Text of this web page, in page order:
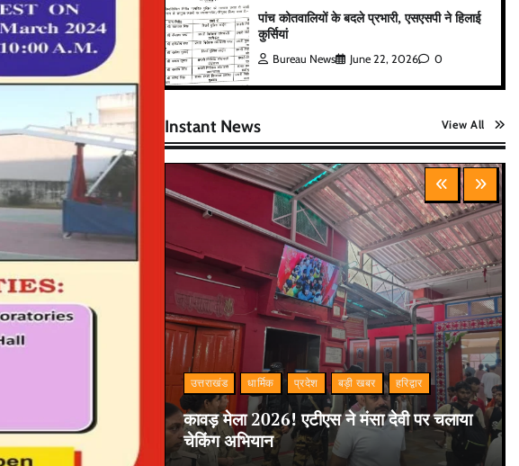
पांच कोतवालियों के बदले प्रभारी, एसएसपी ने हिलाई
कुर्सियां
Bureau News June 22, 2026 0
Instant News View All
मां ने लगाई
उत्तराखंड धार्मिक प्रदेश बड़ी खबर हरिद्वार
कावड़ मेला 2026! एटीएस ने मंसा देवी पर चलाया
चेकिंग अभियान